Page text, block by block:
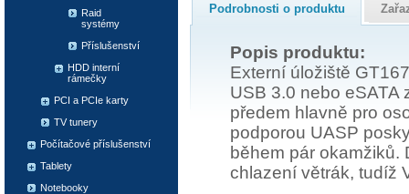
Podrobnosti o produktu
Popis produktu:
Externí úložiště
USB 3.0 nebo eSATA
předem hlavně pro
podporou UASP
během pár okamžiků.
chlazení větrák, tudíž
Raid
systémy
Příslušenství
HDD interní
rámečky
PCI a PCIe karty
TV tunery
Počítačové příslušenství
Tablety
Notebooky